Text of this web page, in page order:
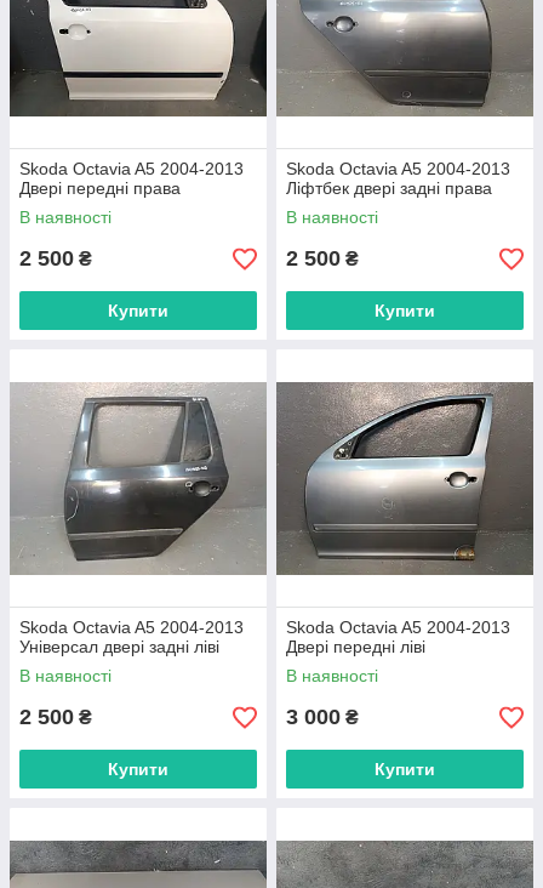
Skoda Octavia A5 2004-2013
Двері передні права
В наявності
2 500 ₴
Купити
Skoda Octavia A5 2004-2013
Ліфтбек двері задні права
В наявності
2 500 ₴
Купити
Skoda Octavia A5 2004-2013
Універсал двері задні ліві
В наявності
2 500 ₴
Купити
Skoda Octavia A5 2004-2013
Двері передні ліві
В наявності
3 000 ₴
Купити